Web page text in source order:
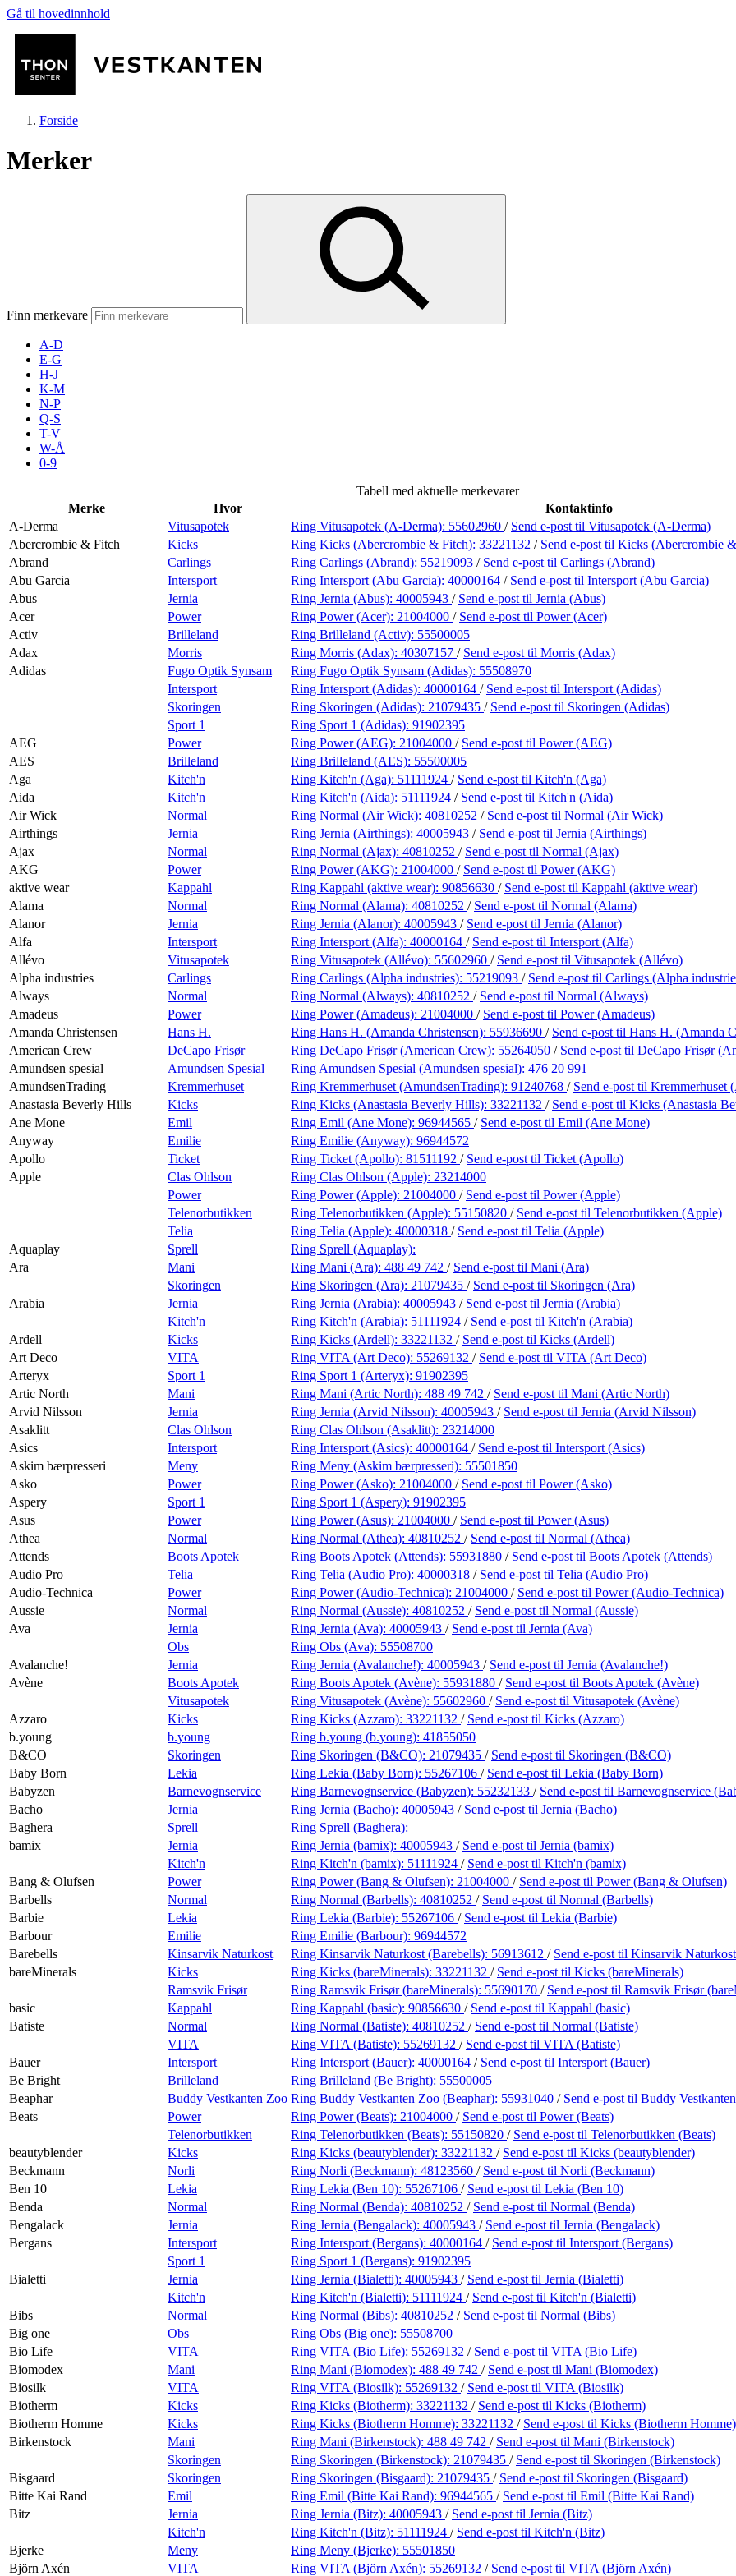
Gå til hovedinnhold
Mat og drikke
Inspirasjon
Praktisk informasjon
Ledige stillinger
Forside
Merker
Finn merkevare
A-D
E-G
H-J
K-M
N-P
Q-S
T-V
W-Å
0-9
Tabell med aktuelle merkevarer
Merke
Hvor
Kontaktinfo
A-Derma
Vitusapotek Ring Vitusapotek (A-Derma): 55602960 / Send e-post til Vitusapotek (A-Derma)
Abercrombie & Fitch
Kicks Ring Kicks (Abercrombie & Fitch): 33221132 / Send e-post til Kicks (Abercrombie
Abrand
Carlings Ring Carlings (Abrand): 55219093 / Send e-post til Carlings (Abrand)
Abu Garcia
Intersport Ring Intersport (Abu Garcia): 40000164 / Send e-post til Intersport (Abu Garcia)
Abus
Jernia Ring Jernia (Abus): 40005943 / Send e-post til Jernia (Abus)
Acer
Power Ring Power (Acer): 21004000 / Send e-post til Power (Acer)
Activ
Brilleland Ring Brilleland (Activ): 55500005
Adax
Morris Ring Morris (Adax): 40307157 / Send e-post til Morris (Adax)
Adidas
Fugo Optik Synsam Ring Fugo Optik Synsam (Adidas): 55508970
Intersport
Ring Intersport (Adidas): 40000164 / Send e-post til Intersport (Adidas)
Skoringen
Ring Skoringen (Adidas): 21079435 / Send e-post til Skoringen (Adidas)
Sport 1
Ring Sport 1 (Adidas): 91902395
AEG
Power Ring Power (AEG): 21004000 / Send e-post til Power (AEG)
AES
Brilleland Ring Brilleland (AES): 55500005
Aga
Kitch'n Ring Kitch'n (Aga): 51111924 / Send e-post til Kitch'n (Aga)
Aida
Kitch'n Ring Kitch'n (Aida): 51111924 / Send e-post til Kitch'n (Aida)
Air Wick
Normal Ring Normal (Air Wick): 40810252 / Send e-post til Normal (Air Wick)
Airthings
Jernia Ring Jernia (Airthings): 40005943 / Send e-post til Jernia (Airthings)
Ajax
Normal Ring Normal (Ajax): 40810252 / Send e-post til Normal (Ajax)
AKG
Power Ring Power (AKG): 21004000 / Send e-post til Power (AKG)
aktive wear
Kappahl Ring Kappahl (aktive wear): 90856630 / Send e-post til Kappahl (aktive wear)
Alama
Normal Ring Normal (Alama): 40810252 / Send e-post til Normal (Alama)
Alanor
Jernia Ring Jernia (Alanor): 40005943 / Send e-post til Jernia (Alanor)
Alfa
Intersport Ring Intersport (Alfa): 40000164 / Send e-post til Intersport (Alfa)
Allévo
Vitusapotek Ring Vitusapotek (Allévo): 55602960 / Send e-post til Vitusapotek (Allévo)
Alpha industries
Carlings Ring Carlings (Alpha industries): 55219093 / Send e-post til Carlings (Alpha
Always
Normal Ring Normal (Always): 40810252 / Send e-post til Normal (Always)
Amadeus
Power Ring Power (Amadeus): 21004000 / Send e-post til Power (Amadeus)
Amanda Christensen
Hans H. Ring Hans H. (Amanda Christensen): 55936690 / Send e-post til Hans H. (Amanda
American Crew
DeCapo Frisør Ring DeCapo Frisør (American Crew): 55264050 / Send e-post til DeCapo Frisør
Amundsen spesial
Amundsen Spesial Ring Amundsen Spesial (Amundsen spesial): 476 20 991
AmundsenTrading
Kremmerhuset Ring Kremmerhuset (AmundsenTrading): 91240768 / Send e-post til Kremmerhuset
Anastasia Beverly Hills
Kicks Ring Kicks (Anastasia Beverly Hills): 33221132 / Send e-post til Kicks (Anastasia
Ane Mone
Emil Ring Emil (Ane Mone): 96944565 / Send e-post til Emil (Ane Mone)
Anyway
Emilie Ring Emilie (Anyway): 96944572
Apollo
Ticket Ring Ticket (Apollo): 81511192 / Send e-post til Ticket (Apollo)
Apple
Clas Ohlson Ring Clas Ohlson (Apple): 23214000
Power
Ring Power (Apple): 21004000 / Send e-post til Power (Apple)
Telenorbutikken
Ring Telenorbutikken (Apple): 55150820 / Send e-post til Telenorbutikken (Apple)
Telia
Ring Telia (Apple): 40000318 / Send e-post til Telia (Apple)
Aquaplay
Sprell
Ring Sprell (Aquaplay):
Ara
Mani Ring Mani (Ara): 488 49 742 / Send e-post til Mani (Ara)
Skoringen
Ring Skoringen (Ara): 21079435 / Send e-post til Skoringen (Ara)
Arabia
Jernia Ring Jernia (Arabia): 40005943 / Send e-post til Jernia (Arabia)
Kitch'n
Ring Kitch'n (Arabia): 51111924 / Send e-post til Kitch'n (Arabia)
Ardell
Kicks Ring Kicks (Ardell): 33221132 / Send e-post til Kicks (Ardell)
Art Deco
VITA Ring VITA (Art Deco): 55269132 / Send e-post til VITA (Art Deco)
Arteryx
Sport 1 Ring Sport 1 (Arteryx): 91902395
Artic North
Mani Ring Mani (Artic North): 488 49 742 / Send e-post til Mani (Artic North)
Arvid Nilsson
Jernia Ring Jernia (Arvid Nilsson): 40005943 / Send e-post til Jernia (Arvid Nilsson)
Asaklitt
Clas Ohlson Ring Clas Ohlson (Asaklitt): 23214000
Asics
Intersport Ring Intersport (Asics): 40000164 / Send e-post til Intersport (Asics)
Askim bærpresseri
Meny Ring Meny (Askim bærpresseri): 55501850
Asko
Power Ring Power (Asko): 21004000 / Send e-post til Power (Asko)
Aspery
Sport 1 Ring Sport 1 (Aspery): 91902395
Asus
Power Ring Power (Asus): 21004000 / Send e-post til Power (Asus)
Athea
Normal Ring Normal (Athea): 40810252 / Send e-post til Normal (Athea)
Attends
Boots Apotek Ring Boots Apotek (Attends): 55931880 / Send e-post til Boots Apotek (Attends)
Audio Pro
Telia Ring Telia (Audio Pro): 40000318 / Send e-post til Telia (Audio Pro)
Audio-Technica
Power Ring Power (Audio-Technica): 21004000 / Send e-post til Power (Audio-Technica)
Aussie
Normal Ring Normal (Aussie): 40810252 / Send e-post til Normal (Aussie)
Ava
Jernia Ring Jernia (Ava): 40005943 / Send e-post til Jernia (Ava)
Obs
Ring Obs (Ava): 55508700
Avalanche!
Jernia Ring Jernia (Avalanche!): 40005943 / Send e-post til Jernia (Avalanche!)
Avène
Boots Apotek Ring Boots Apotek (Avène): 55931880 / Send e-post til Boots Apotek (Avène)
Vitusapotek
Ring Vitusapotek (Avène): 55602960 / Send e-post til Vitusapotek (Avène)
Azzaro
Kicks Ring Kicks (Azzaro): 33221132 / Send e-post til Kicks (Azzaro)
b.young
b.young Ring b.young (b.young): 41855050
B&CO
Skoringen Ring Skoringen (B&CO): 21079435 / Send e-post til Skoringen (B&CO)
Baby Born
Lekia Ring Lekia (Baby Born): 55267106 / Send e-post til Lekia (Baby Born)
Babyzen
Barnevognservice Ring Barnevognservice (Babyzen): 55232133 / Send e-post til Barnevognservice
Bacho
Jernia Ring Jernia (Bacho): 40005943 / Send e-post til Jernia (Bacho)
Baghera
Sprell
Ring Sprell (Baghera):
bamix
Jernia Ring Jernia (bamix): 40005943 / Send e-post til Jernia (bamix)
Kitch'n
Ring Kitch'n (bamix): 51111924 / Send e-post til Kitch'n (bamix)
Bang & Olufsen
Power Ring Power (Bang & Olufsen): 21004000 / Send e-post til Power (Bang & Olufsen)
Barbells
Normal Ring Normal (Barbells): 40810252 / Send e-post til Normal (Barbells)
Barbie
Lekia Ring Lekia (Barbie): 55267106 / Send e-post til Lekia (Barbie)
Barbour
Emilie Ring Emilie (Barbour): 96944572
Barebells
Kinsarvik Naturkost Ring Kinsarvik Naturkost (Barebells): 56913612 / Send e-post til Kinsarvik
bareMinerals
Kicks Ring Kicks (bareMinerals): 33221132 / Send e-post til Kicks (bareMinerals)
Ramsvik Frisør
Ring Ramsvik Frisør (bareMinerals): 55690170 / Send e-post til Ramsvik Frisør
basic
Kappahl Ring Kappahl (basic): 90856630 / Send e-post til Kappahl (basic)
Batiste
Normal Ring Normal (Batiste): 40810252 / Send e-post til Normal (Batiste)
VITA
Ring VITA (Batiste): 55269132 / Send e-post til VITA (Batiste)
Bauer
Intersport Ring Intersport (Bauer): 40000164 / Send e-post til Intersport (Bauer)
Be Bright
Brilleland Ring Brilleland (Be Bright): 55500005
Beaphar
Buddy Vestkanten Zoo Ring Buddy Vestkanten Zoo (Beaphar): 55931040 / Send e-post til Buddy
Beats
Power Ring Power (Beats): 21004000 / Send e-post til Power (Beats)
Telenorbutikken
Ring Telenorbutikken (Beats): 55150820 / Send e-post til Telenorbutikken (Beats)
beautyblender
Kicks Ring Kicks (beautyblender): 33221132 / Send e-post til Kicks (beautyblender)
Beckmann
Norli Ring Norli (Beckmann): 48123560 / Send e-post til Norli (Beckmann)
Ben 10
Lekia Ring Lekia (Ben 10): 55267106 / Send e-post til Lekia (Ben 10)
Benda
Normal Ring Normal (Benda): 40810252 / Send e-post til Normal (Benda)
Bengalack
Jernia Ring Jernia (Bengalack): 40005943 / Send e-post til Jernia (Bengalack)
Bergans
Intersport Ring Intersport (Bergans): 40000164 / Send e-post til Intersport (Bergans)
Sport 1
Ring Sport 1 (Bergans): 91902395
Bialetti
Jernia Ring Jernia (Bialetti): 40005943 / Send e-post til Jernia (Bialetti)
Kitch'n
Ring Kitch'n (Bialetti): 51111924 / Send e-post til Kitch'n (Bialetti)
Bibs
Normal Ring Normal (Bibs): 40810252 / Send e-post til Normal (Bibs)
Big one
Obs Ring Obs (Big one): 55508700
Bio Life
VITA Ring VITA (Bio Life): 55269132 / Send e-post til VITA (Bio Life)
Biomodex
Mani Ring Mani (Biomodex): 488 49 742 / Send e-post til Mani (Biomodex)
Biosilk
VITA Ring VITA (Biosilk): 55269132 / Send e-post til VITA (Biosilk)
Biotherm
Kicks Ring Kicks (Biotherm): 33221132 / Send e-post til Kicks (Biotherm)
Biotherm Homme
Kicks Ring Kicks (Biotherm Homme): 33221132 / Send e-post til Kicks (Biotherm Homme)
Birkenstock
Mani Ring Mani (Birkenstock): 488 49 742 / Send e-post til Mani (Birkenstock)
Skoringen
Ring Skoringen (Birkenstock): 21079435 / Send e-post til Skoringen (Birkenstock)
Bisgaard
Skoringen Ring Skoringen (Bisgaard): 21079435 / Send e-post til Skoringen (Bisgaard)
Bitte Kai Rand
Emil Ring Emil (Bitte Kai Rand): 96944565 / Send e-post til Emil (Bitte Kai Rand)
Bitz
Jernia Ring Jernia (Bitz): 40005943 / Send e-post til Jernia (Bitz)
Kitch'n
Ring Kitch'n (Bitz): 51111924 / Send e-post til Kitch'n (Bitz)
Bjerke
Meny Ring Meny (Bjerke): 55501850
Björn Axén
VITA Ring VITA (Björn Axén): 55269132 / Send e-post til VITA (Björn Axén)